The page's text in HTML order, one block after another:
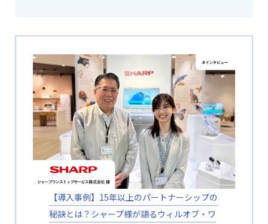
【導入事例】15年以上のパートナーシップの
秘訣とは？シャープ様が語るウィルオブ・ワ